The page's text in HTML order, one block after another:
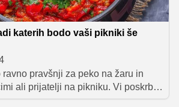
katerih bodo vaši pikniki še
pravšnji za peko na žaru in
ali prijatelji na pikniku. Vi poskrbite
spekli na žaru, mi pa vas bomo